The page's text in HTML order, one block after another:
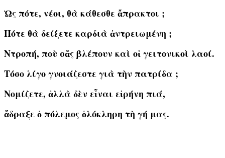
Ὡς πότε, νέοι, θὰ κάθεσθε ἄπρακτοι ;
Πότε θὰ δείξετε καρδιὰ ἀντρειωμένη ;
Ντροπή, ποὺ σᾶς βλέπουν καὶ οἱ γειτονικοὶ λαοί.
Τόσο λίγο γνοιάζεστε γιὰ τὴν πατρίδα ;
Νομίζετε, ἀλλὰ δὲν εἶναι εἰρήνη πιά,
ἄδραξε ὁ πόλεμος ὁλόκληρη τὴ γή μας.